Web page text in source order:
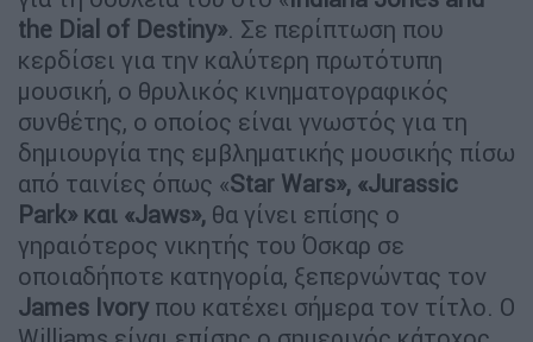
the Dial of Destiny». Σε περίπτωση που
κερδίσει για την καλύτερη πρωτότυπη
μουσική, ο θρυλικός κινηματογραφικός
συνθέτης, ο οποίος είναι γνωστός για τη
δημιουργία της εμβληματικής μουσικής πίσω
από ταινίες όπως «Star Wars», «Jurassic
Park» και «Jaws», θα γίνει επίσης ο
γηραιότερος νικητής του Όσκαρ σε
οποιαδήποτε κατηγορία, ξεπερνώντας τον
James Ivory που κατέχει σήμερα τον τίτλο. Ο